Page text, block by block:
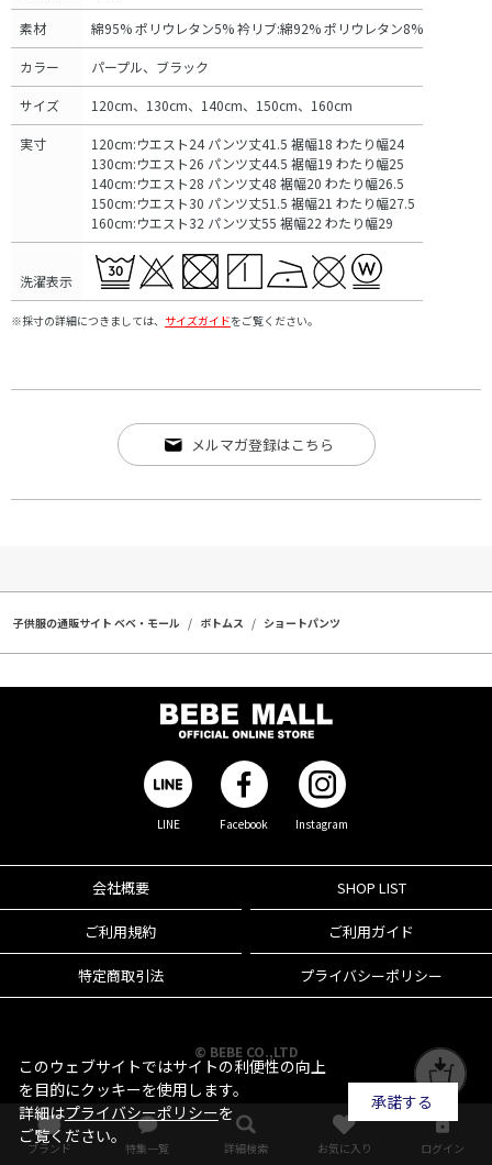
素材 綿95% ポリウレタン5% 衿リブ:綿92% ポリウレタン8%
カラー パープル、ブラック
サイズ 120cm、130cm、140cm、150cm、160cm
実寸
120cm:ウエスト24 パンツ丈41.5 裾幅18 わたり幅24
130cm:ウエスト26 パンツ丈44.5 裾幅19 わたり幅25
140cm:ウエスト28 パンツ丈48 裾幅20 わたり幅26.5
150cm:ウエスト30 パンツ丈51.5 裾幅21 わたり幅27.5
160cm:ウエスト32 パンツ丈55 裾幅22 わたり幅29
洗濯表示
※採寸の詳細につきましては、 サイズガイドをご覧ください。
メルマガ登録はこちら
子供服の通販サイト ベベ・モール ボトムス ショートパンツ
LINE Facebook Instagram
会社概要 SHOP LIST
ご利用規約 ご利用ガイド
特定商取引法 プライバシーポリシー
© BEBE CO.,LTD
ブランド 特集一覧 詳細検索 お気に入り ログイン
このウェブサイトではサイトの利便性の向上
を目的にクッキーを使用します。
詳細はプライバシーポリシーを
ご覧ください。
承諾する